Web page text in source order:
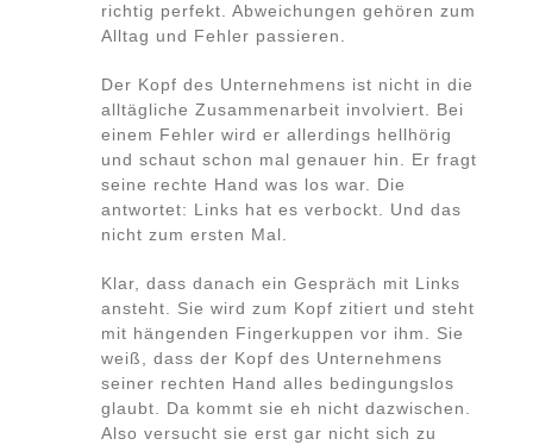
richtig perfekt. Abweichungen gehören zum
Alltag und Fehler passieren.
Der Kopf des Unternehmens ist nicht in die
alltägliche Zusammenarbeit involviert. Bei
einem Fehler wird er allerdings hellhörig
und schaut schon mal genauer hin. Er fragt
seine rechte Hand was los war. Die
antwortet: Links hat es verbockt. Und das
nicht zum ersten Mal.
Klar, dass danach ein Gespräch mit Links
ansteht. Sie wird zum Kopf zitiert und steht
mit hängenden Fingerkuppen vor ihm. Sie
weiß, dass der Kopf des Unternehmens
seiner rechten Hand alles bedingungslos
glaubt. Da kommt sie eh nicht dazwischen.
Also versucht sie erst gar nicht sich zu